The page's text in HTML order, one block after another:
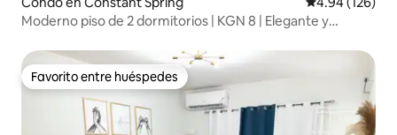
Moderno piso de 2 dormitorios | KGN 8 | Elegante y
Favorito entre huéspedes
Favorito entre huéspedes